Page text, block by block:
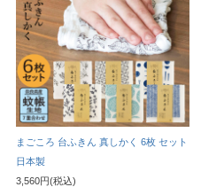
まごころ 台ふきん 真しかく 6枚 セット
日本製
3,560円(税込)